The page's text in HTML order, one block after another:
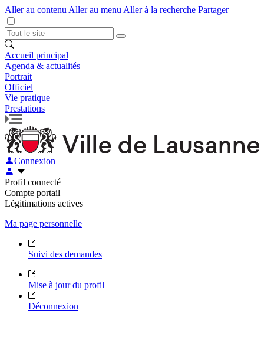
Aller au contenu Aller au menu Aller à la recherche Partager
Accueil principal
Agenda & actualités
Portrait
Officiel
Vie pratique
Prestations
Connexion
Profil connecté
Compte portail
Légitimations actives
Ma page personnelle
Suivi des demandes
Mise à jour du profil
Déconnexion